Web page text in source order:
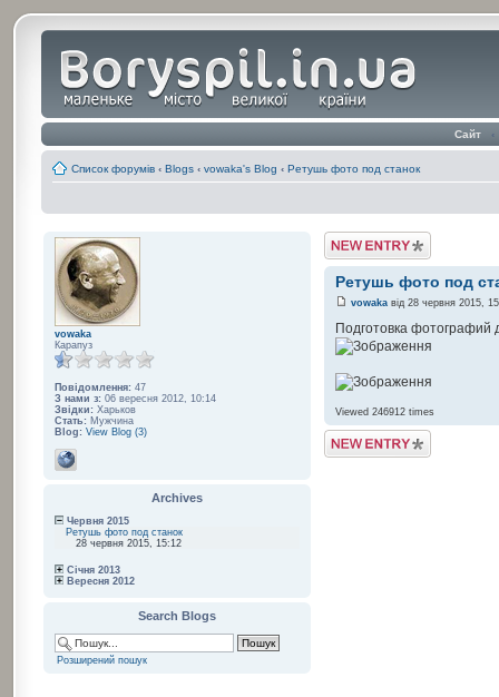
Сайт ‹
Список форумів ‹ Blogs ‹ vowaka's Blog ‹ Ретушь фото под станок
vowaka
Карапуз
Повідомлення: 47
З нами з: 06 вересня 2012, 10:14
Звідки: Харьков
Стать: Мужчина
Blog: View Blog (3)
Archives
Червня 2015
Ретушь фото под станок
28 червня 2015, 15:12
Січня 2013
Вересня 2012
Search Blogs
Розширений пошук
Post a Blog Entry
Ретушь фото под
vowakaвід 28 червня 2015,
Подготовка фотографий
Viewed 246912 times
Post a Blog Entry